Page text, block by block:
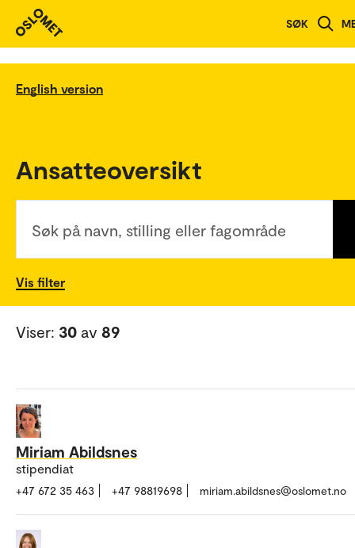
SØK
English version
Ansatteoversikt
Søk på navn, stilling eller fagområde
Vis filter
Viser: 30 av 89
Miriam Abildsnes
stipendiat
+47 672 35 463 +47 98819698 miriam.abildsnes@oslomet.no